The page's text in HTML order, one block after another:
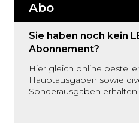
Abo
Sie haben noch kein
Abonnement?
Hier gleich online
Hauptausgaben sowie
Sonderausgaben erhalten!